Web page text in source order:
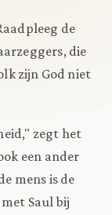
de
die
zijn God niet
zegt het
een ander
mens is de
Saul bij